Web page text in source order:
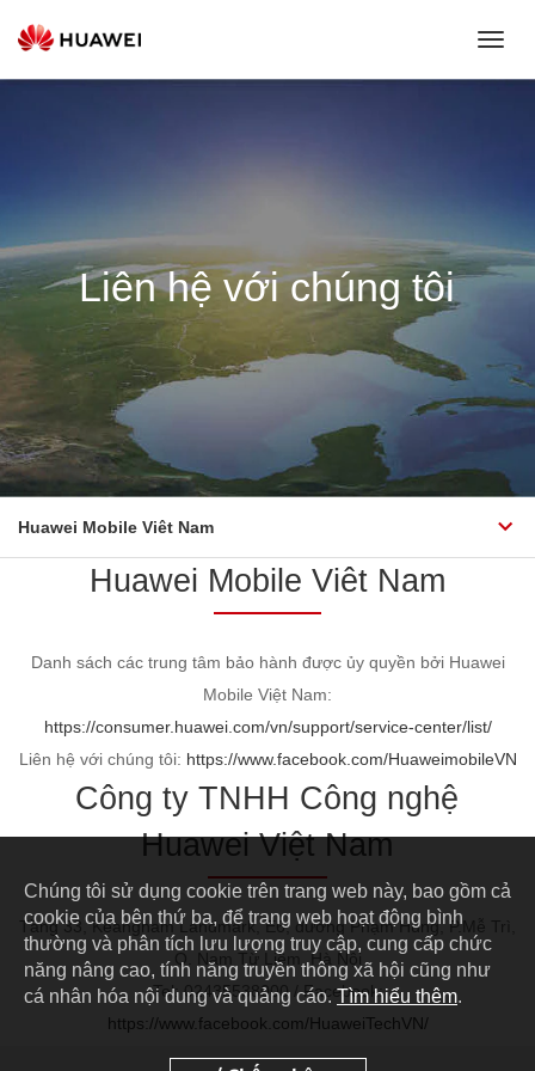
Liên hệ với chúng tôi
Huawei Mobile Viêt Nam
Huawei Mobile Viêt Nam
Danh sách các trung tâm bảo hành được ủy quyền bởi Huawei
Mobile Việt Nam:
https://consumer.huawei.com/vn/support/service-center/list/
Liên hệ với chúng tôi: https://www.facebook.com/HuaweimobileVN
Công ty TNHH Công nghệ
Huawei Việt Nam
Tầng 33, Keangnam Landmark, E6, đường Phạm Hùng, P.Mễ Trì,
Q. Nam Từ Liêm, Hà Nội
Tel: 02435538000 / Facebook:
https://www.facebook.com/HuaweiTechVN/
Chúng tôi sử dụng cookie trên trang web này, bao gồm cả
cookie của bên thứ ba, để trang web hoạt động bình
thường và phân tích lưu lượng truy cập, cung cấp chức
năng nâng cao, tính năng truyền thông xã hội cũng như
cá nhân hóa nội dung và quảng cáo. Tìm hiểu thêm.